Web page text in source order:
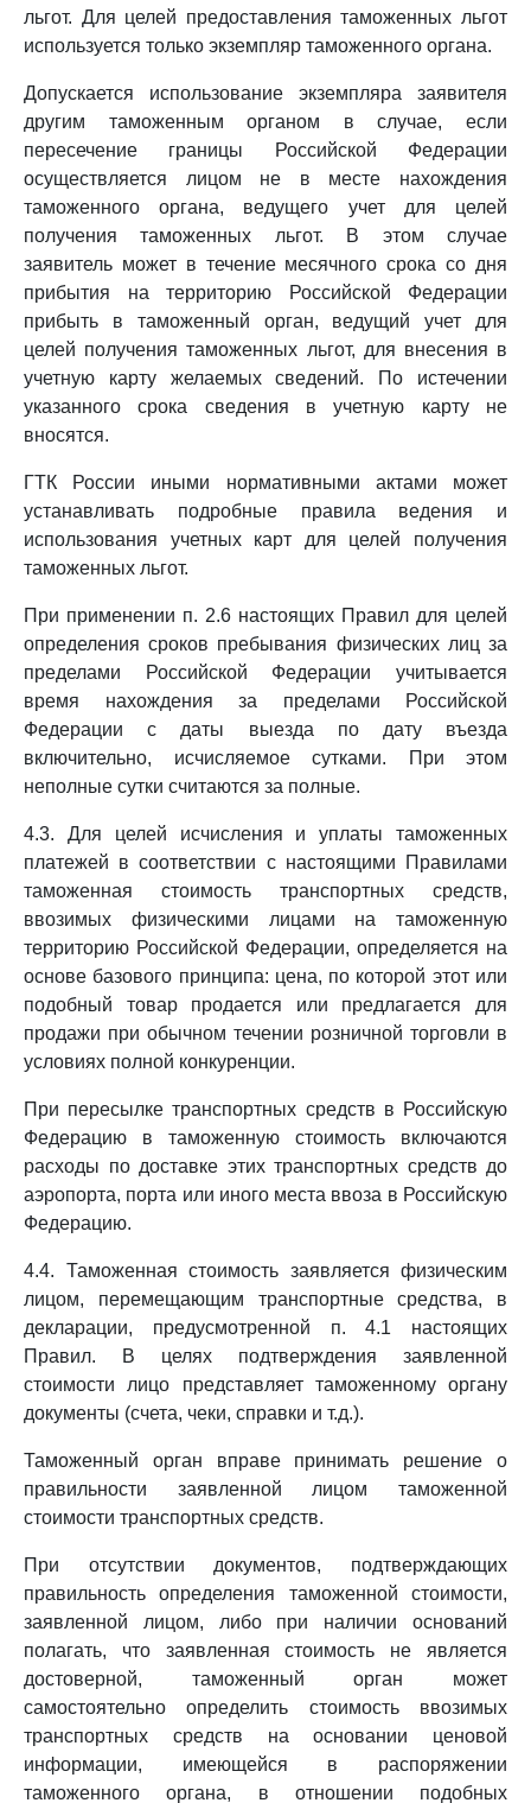
льгот. Для целей предоставления таможенных льгот
используется только экземпляр таможенного органа.
Допускается использование экземпляра заявителя
другим таможенным органом в случае, если
пересечение границы Российской Федерации
осуществляется лицом не в месте нахождения
таможенного органа, ведущего учет для целей
получения таможенных льгот. В этом случае
заявитель может в течение месячного срока со дня
прибытия на территорию Российской Федерации
прибыть в таможенный орган, ведущий учет для
целей получения таможенных льгот, для внесения в
учетную карту желаемых сведений. По истечении
указанного срока сведения в учетную карту не
вносятся.
ГТК России иными нормативными актами может
устанавливать подробные правила ведения и
использования учетных карт для целей получения
таможенных льгот.
При применении п. 2.6 настоящих Правил для целей
определения сроков пребывания физических лиц за
пределами Российской Федерации учитывается
время нахождения за пределами Российской
Федерации с даты выезда по дату въезда
включительно, исчисляемое сутками. При этом
неполные сутки считаются за полные.
4.3. Для целей исчисления и уплаты таможенных
платежей в соответствии с настоящими Правилами
таможенная стоимость транспортных средств,
ввозимых физическими лицами на таможенную
территорию Российской Федерации, определяется на
основе базового принципа: цена, по которой этот или
подобный товар продается или предлагается для
продажи при обычном течении розничной торговли в
условиях полной конкуренции.
При пересылке транспортных средств в Российскую
Федерацию в таможенную стоимость включаются
расходы по доставке этих транспортных средств до
аэропорта, порта или иного места ввоза в Российскую
Федерацию.
4.4. Таможенная стоимость заявляется физическим
лицом, перемещающим транспортные средства, в
декларации, предусмотренной п. 4.1 настоящих
Правил. В целях подтверждения заявленной
стоимости лицо представляет таможенному органу
документы (счета, чеки, справки и т.д.).
Таможенный орган вправе принимать решение о
правильности заявленной лицом таможенной
стоимости транспортных средств.
При отсутствии документов, подтверждающих
правильность определения таможенной стоимости,
заявленной лицом, либо при наличии оснований
полагать, что заявленная стоимость не является
достоверной, таможенный орган может
самостоятельно определить стоимость ввозимых
транспортных средств на основании ценовой
информации, имеющейся в распоряжении
таможенного органа, в отношении подобных